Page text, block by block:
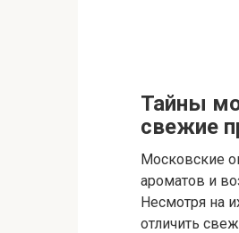
Тайны
свежие
Московские
ароматов и
Несмотря на
отличить